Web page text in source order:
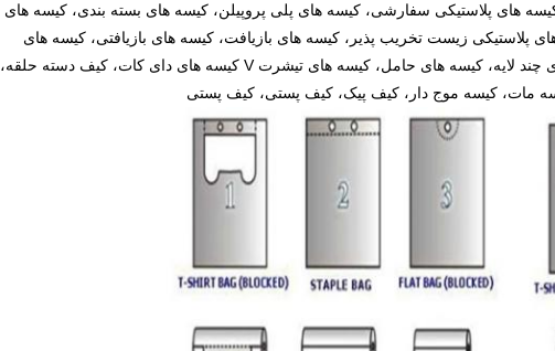
های پلاستیکی سفارشی، کیسه های پلی پروپیلن، کیسه های بسته بندی، کیسه های
پلاستیکی زیست تخریب پذیر، کیسه های بازیافت، کیسه های بازیافتی، کیسه های
دوستدار محیط زیست، کیسه های زیپلاک، کیسه های چند لایه، کیسه های حامل، کیسه های تیشرت V کیسه های دای کات، کیف دسته حلقه،
مات، کیسه موج دار، کیف پیک، کیف پستی، کیف پستی